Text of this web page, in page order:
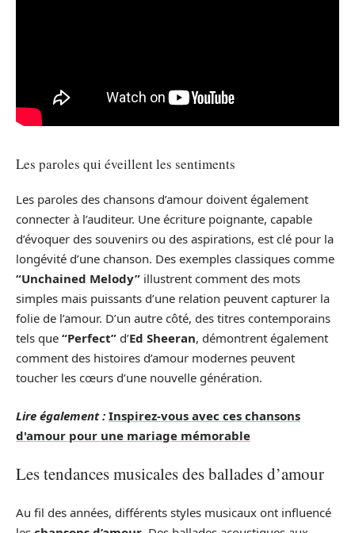
Les paroles qui éveillent les sentiments
Les paroles des chansons d’amour doivent également
connecter à l’auditeur. Une écriture poignante, capable
d’évoquer des souvenirs ou des aspirations, est clé pour la
longévité d’une chanson. Des exemples classiques comme
“Unchained Melody” illustrent comment des mots
simples mais puissants d’une relation peuvent capturer la
folie de l’amour. D’un autre côté, des titres contemporains
tels que “Perfect” d’Ed Sheeran, démontrent également
comment des histoires d’amour modernes peuvent
toucher les cœurs d’une nouvelle génération.
Lire également : Inspirez-vous avec ces chansons
d'amour pour une mariage mémorable
Les tendances musicales des ballades d’amour
Au fil des années, différents styles musicaux ont influencé